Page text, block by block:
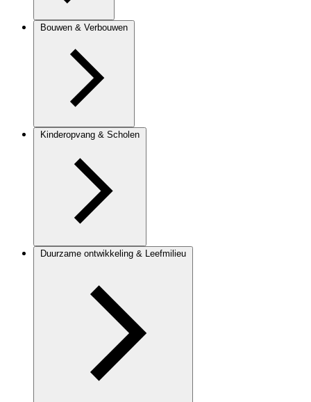
Bouwen & Verbouwen
Kinderopvang & Scholen
Duurzame ontwikkeling & Leefmilieu